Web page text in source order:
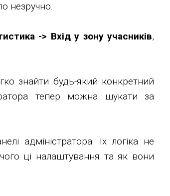
незручно.
-> Вхід у зону учасників,
знайти будь-який конкретний
тепер можна шукати за
адміністратора. Їх логіка не
ці налаштування та як вони